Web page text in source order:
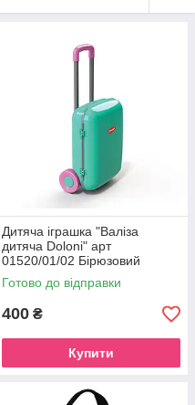
Дитяча іграшка "Валіза
дитяча Doloni" арт
01520/01/02 Бірюзовий
Готово до відправки
400 ₴
Купити